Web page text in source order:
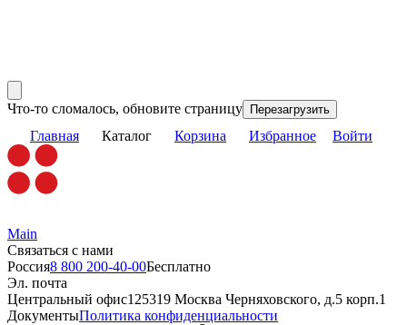
Что-то сломалось, обновите страницу Перезагрузить
Главная Каталог Корзина Избранное Войти
Main
Связаться с нами
Россия8 800 200-40-00Бесплатно
Эл. почта
Центральный офис125319 Москва Черняховского, д.5 корп.1
ДокументыПолитика конфиденциальности